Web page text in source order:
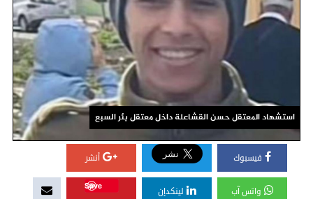
استشهاد المعتقل حسن القشاعلة داخل معتقل بئر السبع
فيسبوك أنشر
واتس آب لينكدإن
Save